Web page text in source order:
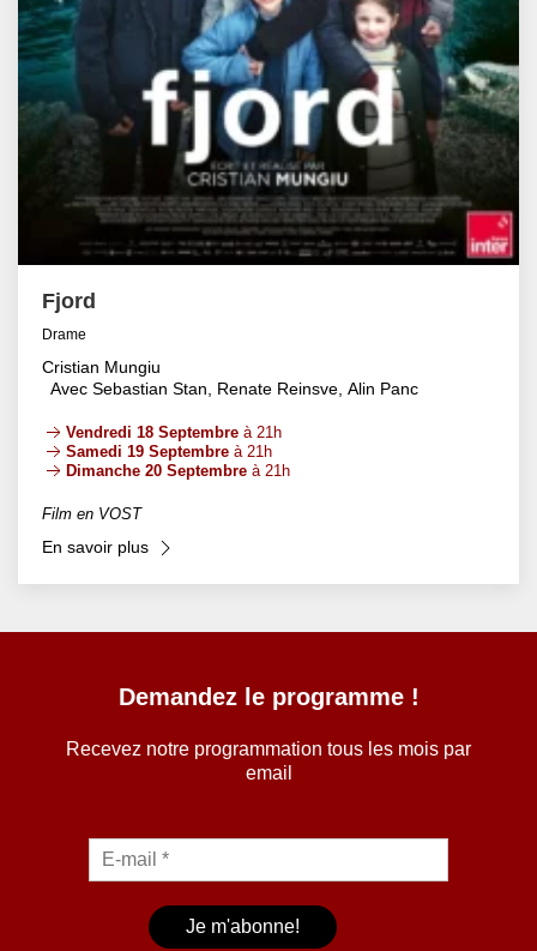
Fjord
Drame
Cristian Mungiu
Avec Sebastian Stan, Renate Reinsve, Alin Panc
Vendredi 18 Septembre à 21h
Samedi 19 Septembre à 21h
Dimanche 20 Septembre à 21h
Film en VOST
En savoir plus
Demandez le programme !
Recevez notre programmation tous les mois par
email